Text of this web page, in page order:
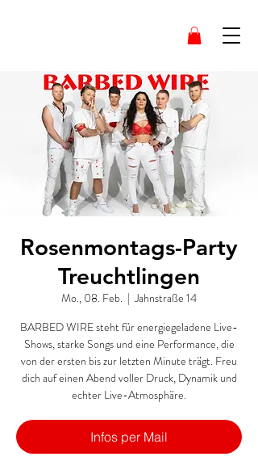
Rosenmontags-Party
Treuchtlingen
Mo., 08. Feb.
  |
Jahnstraße 14
BARBED WIRE steht für energiegeladene Live-
Shows, starke Songs und eine Performance, die
von der ersten bis zur letzten Minute trägt. Freu
dich auf einen Abend voller Druck, Dynamik und
echter Live-Atmosphäre.
Infos per Mail